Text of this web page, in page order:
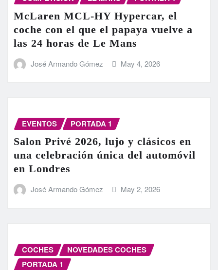
McLaren MCL-HY Hypercar, el
coche con el que el papaya vuelve a
las 24 horas de Le Mans
José Armando Gómez May 4, 2026
EVENTOS PORTADA 1
Salon Privé 2026, lujo y clásicos en
una celebración única del automóvil
en Londres
José Armando Gómez May 2, 2026
COCHES
NOVEDADES COCHES
PORTADA 1